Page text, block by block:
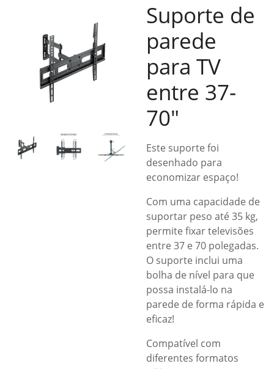
Suporte de
parede
para TV
entre 37-
70″
Este suporte foi
desenhado para
economizar espaço!
Com uma capacidade de
suportar peso até 35 kg,
permite fixar televisões
entre 37 e 70 polegadas.
O suporte inclui uma
bolha de nível para que
possa instalá-lo na
parede de forma rápida e
eficaz!
Compatível com
diferentes formatos